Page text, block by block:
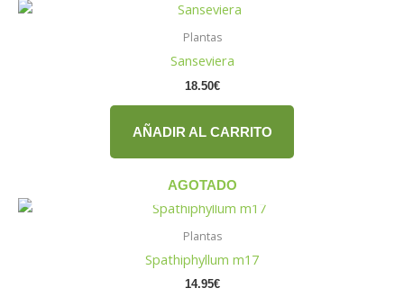
Plantas
Sanseviera
18.50€
AÑADIR AL CARRITO
AGOTADO
Plantas
Spathiphyllum m17
14.95€